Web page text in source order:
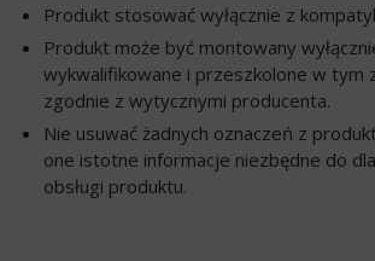
Produkt stosować wyłącznie z
Produkt może być montowany
wykwalifikowane i przeszkolone w tym
zgodnie z wytycznymi producenta.
Nie usuwać żadnych oznaczeń z
one istotne informacje niezbędne do
obsługi produktu.